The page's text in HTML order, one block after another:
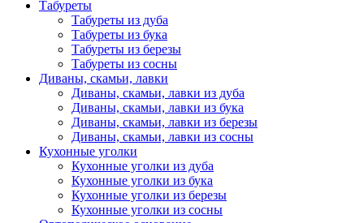
Табуреты
Табуреты из дуба
Табуреты из бука
Табуреты из березы
Табуреты из сосны
Диваны, скамьи, лавки
Диваны, скамьи, лавки из дуба
Диваны, скамьи, лавки из бука
Диваны, скамьи, лавки из березы
Диваны, скамьи, лавки из сосны
Кухонные уголки
Кухонные уголки из дуба
Кухонные уголки из бука
Кухонные уголки из березы
Кухонные уголки из сосны